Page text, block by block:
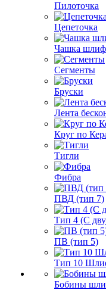
Пилоточка
Цепеточка
Чашка
Сегменты
Бруски
Лента
Круг по
Тигли
Фибра
ПВД (тип 7)
Тип 4 (С
ПВ (тип 5)
Тип 10
Бобины